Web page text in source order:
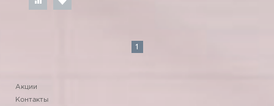
1
Акции
Контакты